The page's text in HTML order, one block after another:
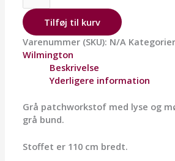
Tilføj til kurv
Varenummer (SKU): N/A
Wilmington
Beskrivelse
Yderligere information
Grå patchworkstof med lyse og
grå bund.
Stoffet er 110 cm bredt.